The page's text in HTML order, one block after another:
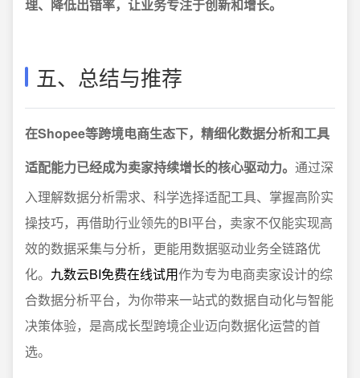
理、降低出错率，让业务专注于创新和增长。
五、总结与推荐
在Shopee等跨境电商生态下，精细化数据分析和工具
适配能力已经成为卖家持续增长的核心驱动力。 通过深
入理解数据分析需求、科学选择适配工具、掌握高阶实
操技巧，再借助行业领先的BI平台，卖家不仅能实现高
效的数据采集与分析，更能用数据驱动业务全链路优
化。 九数云BI免费在线试用作为专为电商卖家设计的综
合数据分析平台，为你带来一站式的数据自动化与智能
决策体验，是高成长型跨境企业迈向数据化运营的首
选。